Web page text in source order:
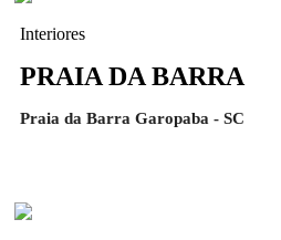
Interiores
PRAIA DA BARRA
Praia da Barra Garopaba - SC